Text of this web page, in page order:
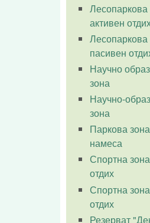
Лесопаркова
активен
Лесопаркова
пасивен
Научно
зона
Научно-
зона
Паркова
намеса
Спортна
отдих
Спортна
отдих
Резерват